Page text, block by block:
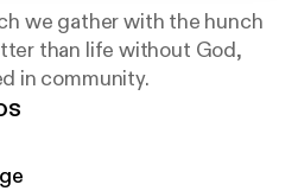
we gather with the hunch
than life without God,
in community.